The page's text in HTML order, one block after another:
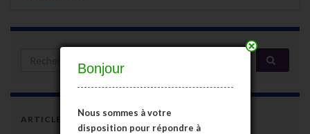
près
Bonjour
Nous sommes à votre
disposition pour répondre à
ARTICLES RÉCENTS